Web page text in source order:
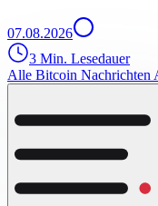
07.08.2026
3 Min. Lesedauer
Alle Bitcoin Nachrichten